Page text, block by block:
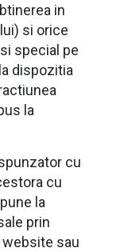
in
si orice
special pe
dispozitia
la
cu
cu
la
prin
sau